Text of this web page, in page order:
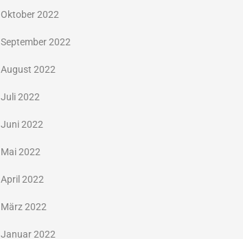
Oktober 2022
September 2022
August 2022
Juli 2022
Juni 2022
Mai 2022
April 2022
März 2022
Januar 2022